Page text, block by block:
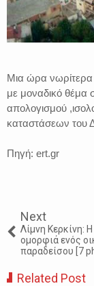
Μια ώρα νωρίτερα
με μοναδικό θέμα
απολογισμού
καταστάσεων του
Πηγή: ert.gr
Next
Λίμνη Κερκίνη:
ομορφιά ενός
παραδείσου [7
Related Post